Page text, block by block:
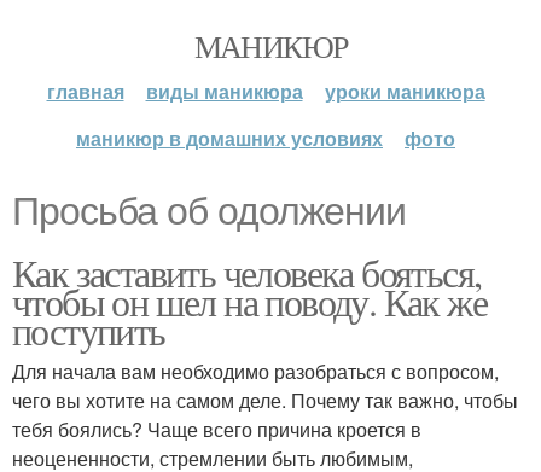
МАНИКЮР
главная виды маникюра
уроки маникюра
маникюр в домашних условиях
фото
Просьба об одолжении
Как заставить человека бояться,
чтобы он шел на поводу. Как же
поступить
Для начала вам необходимо разобраться с вопросом,
чего вы хотите на самом деле. Почему так важно, чтобы
тебя боялись? Чаще всего причина кроется в
неоцененности, стремлении быть любимым,